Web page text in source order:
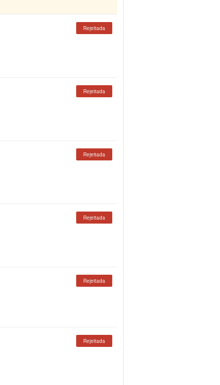
Rejeitada
Rejeitada
Rejeitada
Rejeitada
Rejeitada
Rejeitada